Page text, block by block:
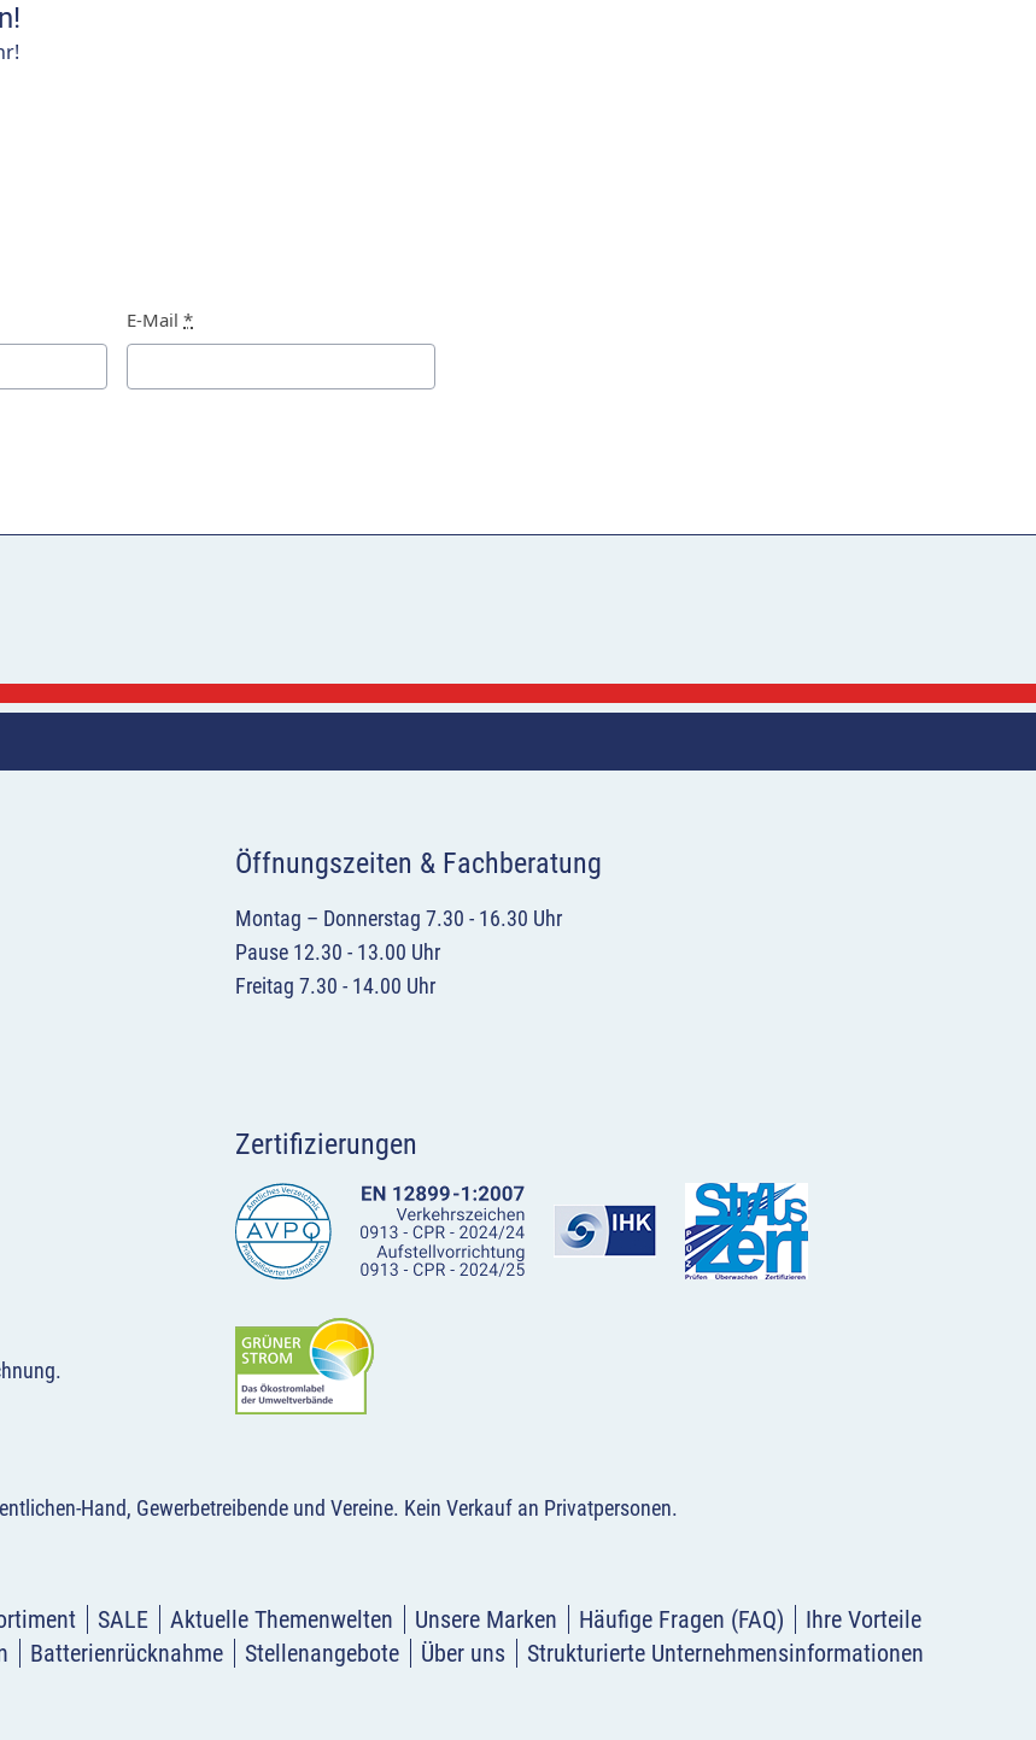
E-Mail *
Öffnungszeiten & Fachberatung
Montag – Donnerstag 7.30 - 16.30 Uhr
Pause 12.30 - 13.00 Uhr
Freitag 7.30 - 14.00 Uhr
Zertifizierungen
Hand, Gewerbetreibende und Vereine. Kein Verkauf an Privatpersonen.
SALE Aktuelle Themenwelten Unsere Marken Häufige Fragen (FAQ)
Ihre Vorteile
Batterienrücknahme Stellenangebote Über uns Strukturierte Unternehmensinformationen